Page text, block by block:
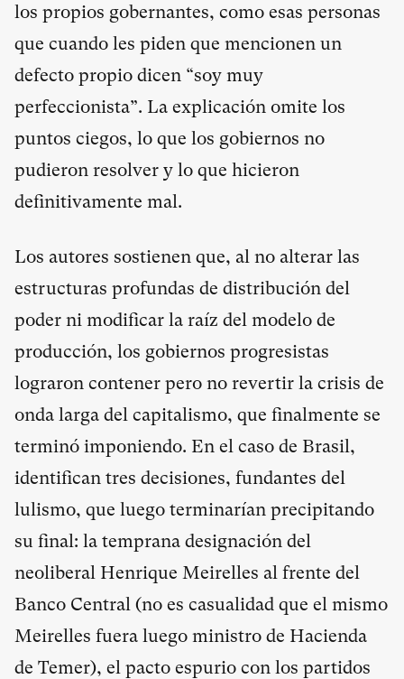
los propios gobernantes, como esas personas
que cuando les piden que mencionen un
defecto propio dicen “soy muy
perfeccionista”. La explicación omite los
puntos ciegos, lo que los gobiernos no
pudieron resolver y lo que hicieron
definitivamente mal.
Los autores sostienen que, al no alterar las
estructuras profundas de distribución del
poder ni modificar la raíz del modelo de
producción, los gobiernos progresistas
lograron contener pero no revertir la crisis de
onda larga del capitalismo, que finalmente se
terminó imponiendo. En el caso de Brasil,
identifican tres decisiones, fundantes del
lulismo, que luego terminarían precipitando
su final: la temprana designación del
neoliberal Henrique Meirelles al frente del
Banco Central (no es casualidad que el mismo
Meirelles fuera luego ministro de Hacienda
de Temer), el pacto espurio con los partidos